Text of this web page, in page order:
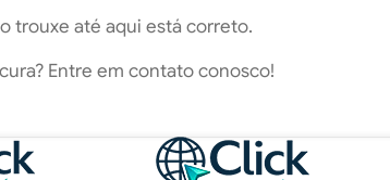
trouxe até aqui está correto.
Entre em contato conosco!